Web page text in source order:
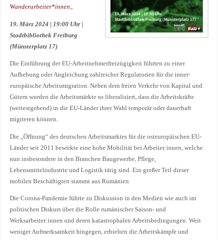
Wanderarbeiter*innen„
19. März 2024 | 19:00 Uhr |
Stadtbibliothek Freiburg
(Münsterplatz 17)
Die Einführung der EU-Arbeitnehmerfreizügigkeit führten zu einer
Aufhebung oder Angleichung zahlreicher Regulatorien für die inner-
europäische Arbeitsmigration. Neben dem freien Verkehr von Kapital und
Gütern wurden die Arbeitsmärkte so liberalisiert, dass die Arbeitskräfte
(weitestgehend) in die EU-Länder ihrer Wahl temporär oder dauerhaft
migrieren können.
Die „Öffnung“ des deutschen Arbeitsmarktes für die osteuropäischen EU-
Länder seit 2011 bewirkte eine hohe Mobilität bei Arbeiter:innen, welche
nun insbesondere in den Branchen Baugewerbe, Pflege,
Lebensmittelindustrie und Logistik tätig sind. Ein großer Teil dieser
mobilen Beschäftigten stammt aus Rumänien
Die Corona-Pandemie führte zu Diskussion in den Medien wie auch im
politischen Diskurs über die Rolle rumänischer Saison- und
Werksarbeiter:innen und deren katastrophalen Arbeitsbedingungen. Weit
weniger Aufmerksamkeit hingegen, erhielten die Arbeitskämpfe und